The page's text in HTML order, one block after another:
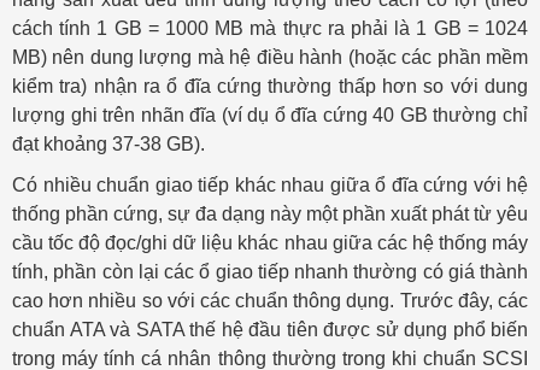
cách tính 1 GB = 1000 MB mà thực ra phải là 1 GB = 1024
MB) nên dung lượng mà hệ điều hành (hoặc các phần mềm
kiểm tra) nhận ra ổ đĩa cứng thường thấp hơn so với dung
lượng ghi trên nhãn đĩa (ví dụ ổ đĩa cứng 40 GB thường chỉ
đạt khoảng 37-38 GB).
Có nhiều chuẩn giao tiếp khác nhau giữa ổ đĩa cứng với hệ
thống phần cứng, sự đa dạng này một phần xuất phát từ yêu
cầu tốc độ đọc/ghi dữ liệu khác nhau giữa các hệ thống máy
tính, phần còn lại các ổ giao tiếp nhanh thường có giá thành
cao hơn nhiều so với các chuẩn thông dụng. Trước đây, các
chuẩn ATA và SATA thế hệ đầu tiên được sử dụng phổ biến
trong máy tính cá nhân thông thường trong khi chuẩn SCSI